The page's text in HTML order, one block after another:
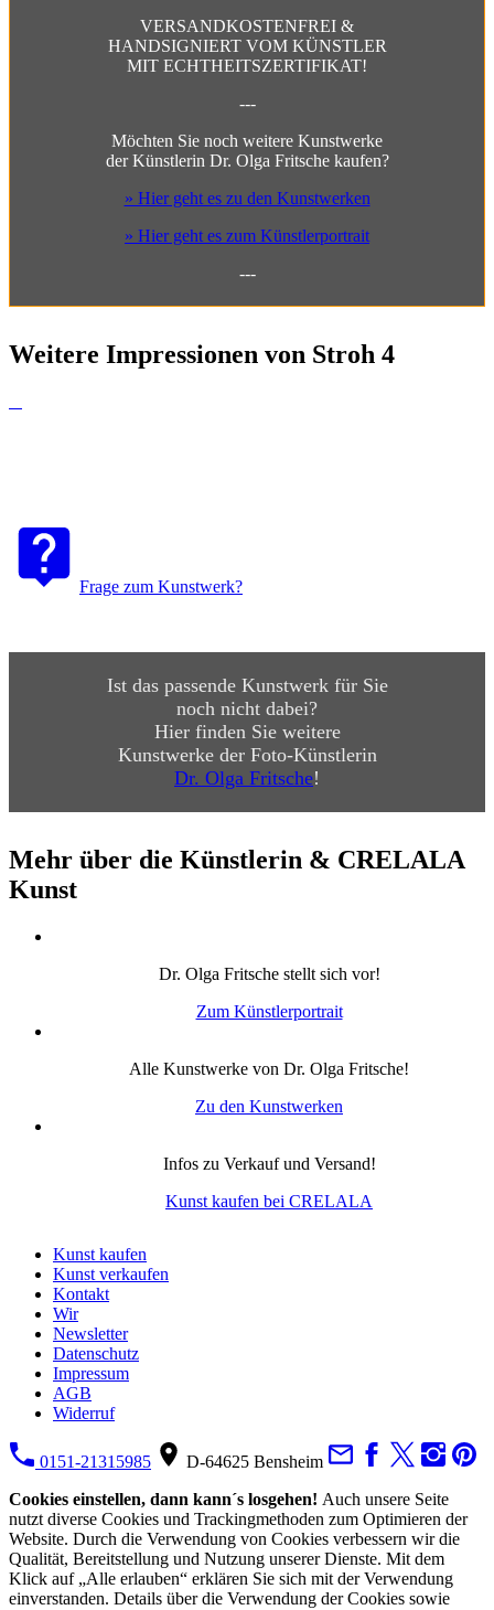
VERSANDKOSTENFREI &
HANDSIGNIERT VOM KÜNSTLER
MIT ECHTHEITSZERTIFIKAT!
---
Möchten Sie noch weitere Kunstwerke
der Künstlerin Dr. Olga Fritsche kaufen?
» Hier geht es zu den Kunstwerken
» Hier geht es zum Künstlerportrait
---
Weitere Impressionen von Stroh 4
Frage zum Kunstwerk?
Ist das passende Kunstwerk für Sie
noch nicht dabei?
Hier finden Sie weitere
Kunstwerke der Foto-Künstlerin
Dr. Olga Fritsche!
Mehr über die Künstlerin & CRELALA
Kunst
Dr. Olga Fritsche stellt sich vor!
Zum Künstlerportrait
Alle Kunstwerke von Dr. Olga Fritsche!
Zu den Kunstwerken
Infos zu Verkauf und Versand!
Kunst kaufen bei CRELALA
Kunst kaufen
Kunst verkaufen
Kontakt
Wir
Newsletter
Datenschutz
Impressum
AGB
Widerruf
0151-21315985
D-64625 Bensheim
Cookies einstellen, dann kann´s losgehen! Auch unsere Seite
nutzt diverse Cookies und Trackingmethoden zum Optimieren der
Website. Durch die Verwendung von Cookies verbessern wir die
Qualität, Bereitstellung und Nutzung unserer Dienste. Mit dem
Klick auf „Alle erlauben“ erklären Sie sich mit der Verwendung
einverstanden. Details über die Verwendung der Cookies sowie